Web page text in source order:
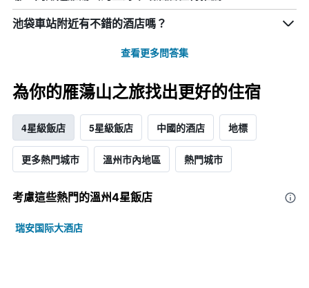
池袋車站附近有不錯的酒店嗎？
查看更多問答集
為你的雁蕩山之旅找出更好的住宿
4星級飯店 5星級飯店 中國的酒店 地標
更多熱門城市 溫州市內地區 熱門城市
考慮這些熱門的溫州4星​飯店
瑞安国际大酒店